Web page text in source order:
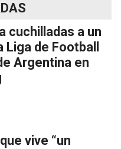
cuchilladas a un
Liga de Football
Argentina en
vive “un